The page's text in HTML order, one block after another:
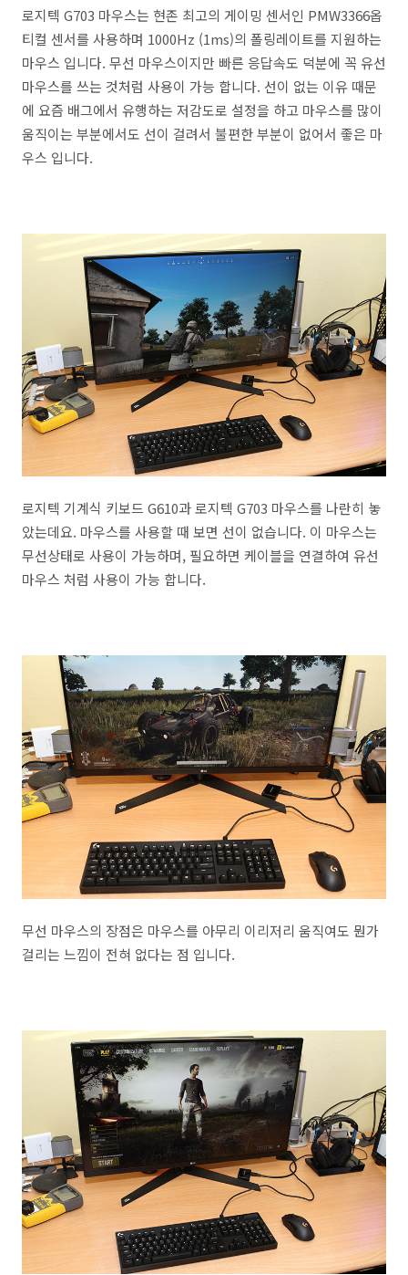
로지텍 G703 마우스는 현존 최고의 게이밍 센서인 PMW3366옵
티컬 센서를 사용하며 1000Hz (1ms)의 폴링레이트를 지원하는
마우스 입니다. 무선 마우스이지만 빠른 응답속도 덕분에 꼭 유선
마우스를 쓰는 것처럼 사용이 가능 합니다. 선이 없는 이유 때문
에 요즘 배그에서 유행하는 저감도로 설정을 하고 마우스를 많이
움직이는 부분에서도 선이 걸려서 불편한 부분이 없어서 좋은 마
우스 입니다.
로지텍 기계식 키보드 G610과 로지텍 G703 마우스를 나란히 놓
았는데요. 마우스를 사용할 때 보면 선이 없습니다. 이 마우스는
무선상태로 사용이 가능하며, 필요하면 케이블을 연결하여 유선
마우스 처럼 사용이 가능 합니다.
무선 마우스의 장점은 마우스를 아무리 이리저리 움직여도 뭔가
걸리는 느낌이 전혀 없다는 점 입니다.